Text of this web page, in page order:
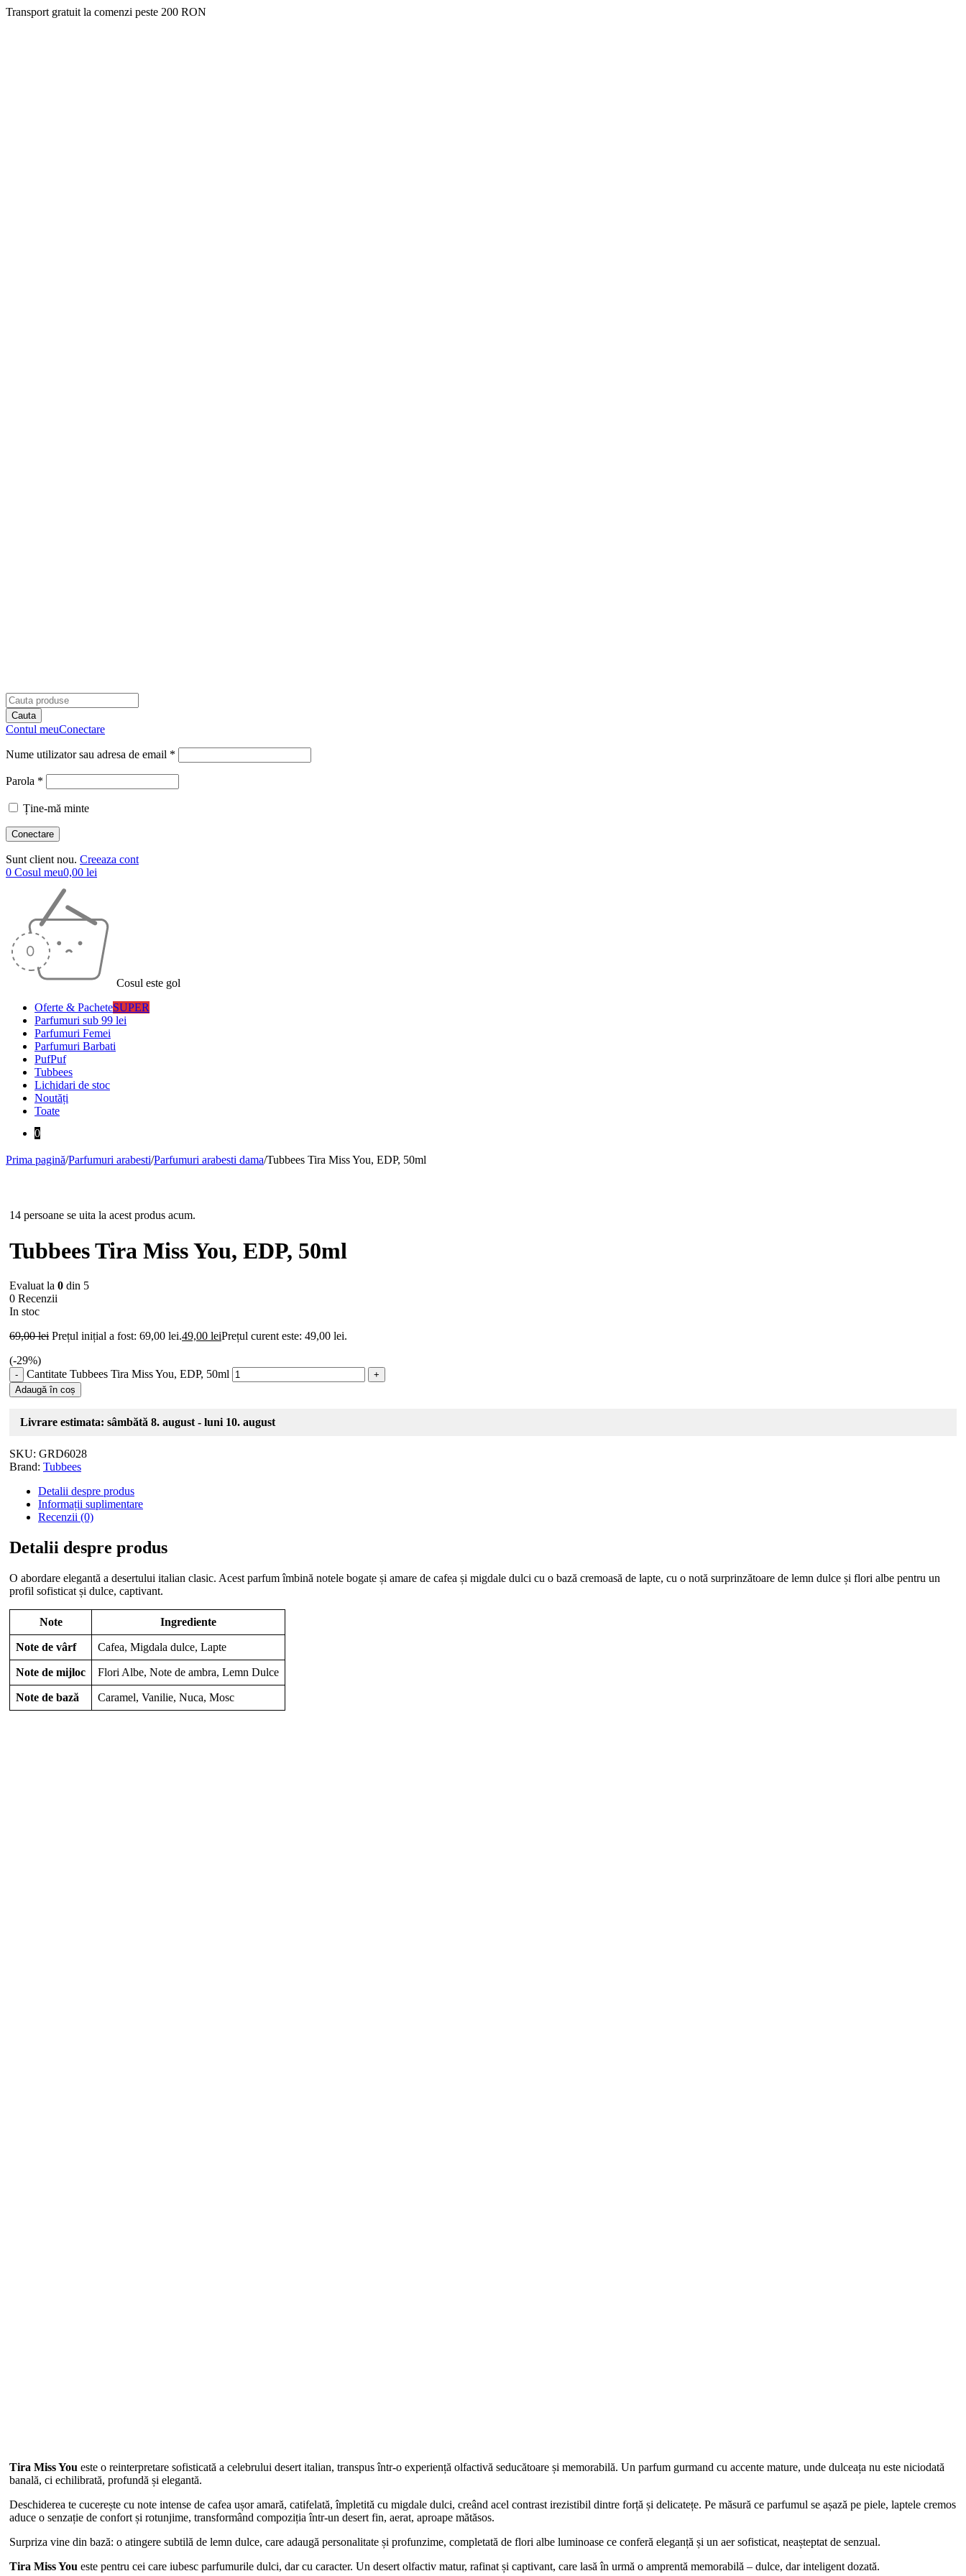
Transport gratuit la comenzi peste 200 RON
Contul meuConectare
Nume utilizator sau adresa de email *
Parola *
Ține-mă minte
Sunt client nou. Creeaza cont
0 Cosul meu0,00 lei
Cosul este gol
Oferte & PacheteSUPER
Parfumuri sub 99 lei
Parfumuri Femei
Parfumuri Barbati
PufPuf
Tubbees
Lichidari de stoc
Noutăți
Toate
0
Prima pagină/Parfumuri arabesti/Parfumuri arabesti dama/Tubbees Tira Miss You, EDP, 50ml
14 persoane se uita la acest produs acum.
Tubbees Tira Miss You, EDP, 50ml
Evaluat la 0 din 5
0 Recenzii
In stoc
69,00lei Prețul inițial a fost: 69,00 lei.49,00 leiPrețul curent este: 49,00 lei.
(-29%)
Cantitate Tubbees Tira Miss You, EDP, 50ml
Adaugă în coș
Livrare estimata: sâmbătă 8. august - luni 10. august
SKU: GRD6028
Brand: Tubbees
Detalii despre produs
Informații suplimentare
Recenzii (0)
Detalii despre produs
O abordare elegantă a desertului italian clasic. Acest parfum îmbină notele bogate și amare de cafea și migdale dulci cu o bază cremoasă de lapte, cu o notă surprinzătoare de lemn dulce și flori albe pentru un
profil sofisticat și dulce, captivant.
Note Ingrediente
Note de vârf Cafea, Migdala dulce, Lapte
Note de mijloc Flori Albe, Note de ambra, Lemn Dulce
Note de bază Caramel, Vanilie, Nuca, Mosc
Tira Miss You este o reinterpretare sofisticată a celebrului desert italian, transpus într-o experiență olfactivă seducătoare și memorabilă. Un parfum gurmand cu accente mature, unde dulceața nu este niciodată
banală, ci echilibrată, profundă și elegantă.
Deschiderea te cucerește cu note intense de cafea ușor amară, catifelată, împletită cu migdale dulci, creând acel contrast irezistibil dintre forță și delicatețe. Pe măsură ce parfumul se așază pe piele, laptele cremos
aduce o senzație de confort și rotunjime, transformând compoziția într-un desert fin, aerat, aproape mătăsos.
Surpriza vine din bază: o atingere subtilă de lemn dulce, care adaugă personalitate și profunzime, completată de flori albe luminoase ce conferă eleganță și un aer sofisticat, neașteptat de senzual.
Tira Miss You este pentru cei care iubesc parfumurile dulci, dar cu caracter. Un desert olfactiv matur, rafinat și captivant, care lasă în urmă o amprentă memorabilă – dulce, dar inteligent dozată.